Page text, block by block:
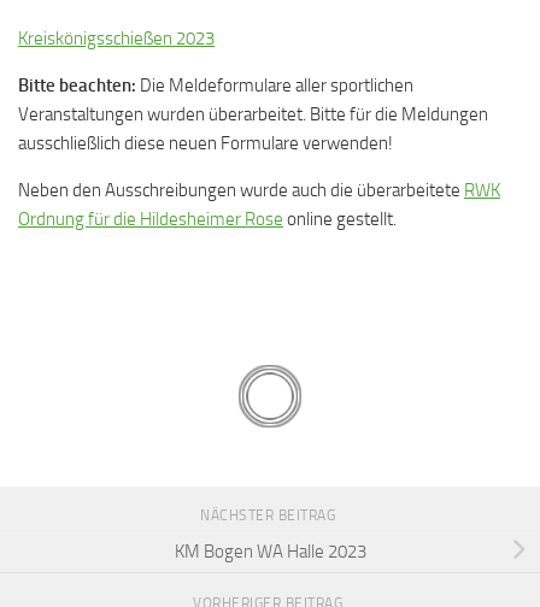
Kreiskönigsschießen 2023
Bitte beachten: Die Meldeformulare aller sportlichen
Veranstaltungen wurden überarbeitet. Bitte für die Meldungen
ausschließlich diese neuen Formulare verwenden!
Neben den Ausschreibungen wurde auch die überarbeitete RWK
Ordnung für die Hildesheimer Rose online gestellt.
NÄCHSTER BEITRAG
KM Bogen WA Halle 2023